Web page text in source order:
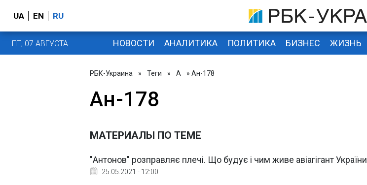
UA EN RU
ПТ, 07 АВГУСТА НОВОСТИ АНАЛИТИКА ПОЛИТИКА БИЗНЕС ЖИЗНЬ
РБК-Украина » Теги » А » Ан-178
Ан-178
МАТЕРИАЛЫ ПО ТЕМЕ
"Антонов" розправляє плечі. Що будує і чим живе авіагігант України
25.05.2021 - 12:00